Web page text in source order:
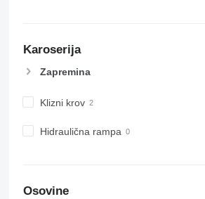
Karoserija
Zapremina
Klizni krov
Hidraulična rampa
Osovine